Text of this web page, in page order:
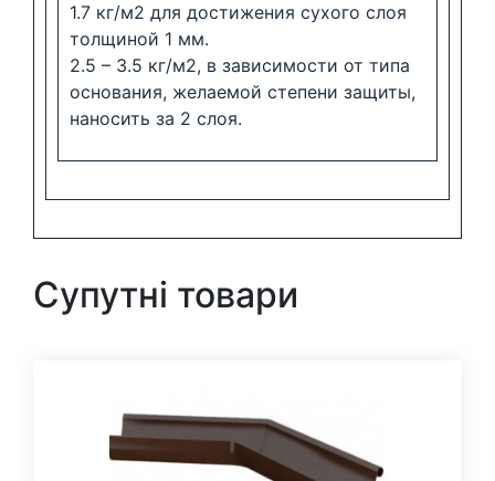
1.7 кг/м2 для достижения сухого слоя
толщиной 1 мм.
2.5 – 3.5 кг/м2, в зависимости от типа
основания, желаемой степени защиты,
наносить за 2 слоя.
Супутні товари